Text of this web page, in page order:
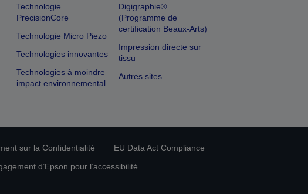
Technologie
PrecisionCore
Technologie Micro Piezo
Technologies innovantes
Technologies à moindre
impact environnemental
Digigraphie®
(Programme de
certification Beaux-Arts)
Impression directe sur
tissu
Autres sites
sur la Confidentialité
EU Data Act Compliance
d’Epson pour l’accessibilité